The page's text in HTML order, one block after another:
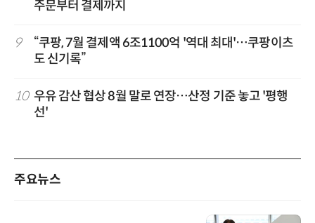
주문부터 결제까지
9
“쿠팡, 7월 결제액 6조1100억 '역대 최대'…쿠팡이츠
도 신기록”
10 우유 감산 협상 8월 말로 연장…산정 기준 놓고 '평행
선'
주요뉴스